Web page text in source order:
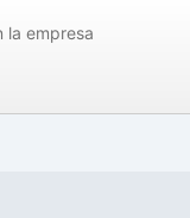
la empresa